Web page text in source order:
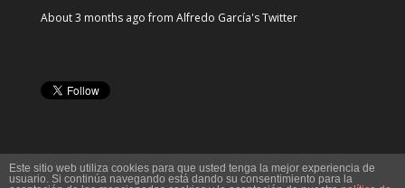
About 3 months agofrom Alfredo García's Twitter
Este sitio web utiliza cookies para que usted tenga la mejor experiencia de
usuario. Si continúa navegando está dando su consentimiento para la